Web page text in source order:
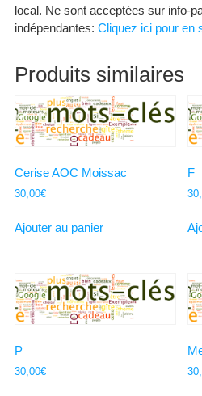
local. Ne sont acceptées sur info-
indépendantes: Cliquez ici pour en
Produits similaires
Cerise AOC Moissac
30,00€
Ajouter au panier
F
P
30,00€